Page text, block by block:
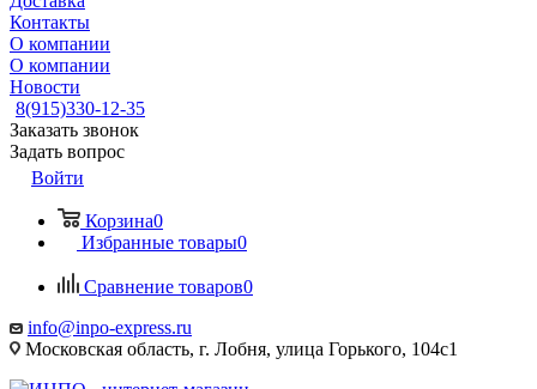
Контакты
О компании
О компании
Новости
8(915)330-12-35
Заказать звонок
Задать вопрос
Войти
Корзина0
Избранные товары0
Сравнение товаров0
info@inpo-express.ru
Московская область, г. Лобня, улица Горького, 104с1